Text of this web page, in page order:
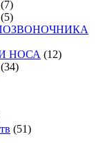
(7)
(5)
НОСА (12)
(34)
(51)